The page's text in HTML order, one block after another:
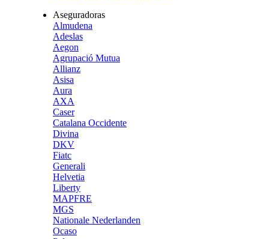
Aseguradoras
Almudena
Adeslas
Aegon
Agrupació Mutua
Allianz
Asisa
Aura
AXA
Caser
Catalana Occidente
Divina
DKV
Fiatc
Generali
Helvetia
Liberty
MAPFRE
MGS
Nationale Nederlanden
Ocaso